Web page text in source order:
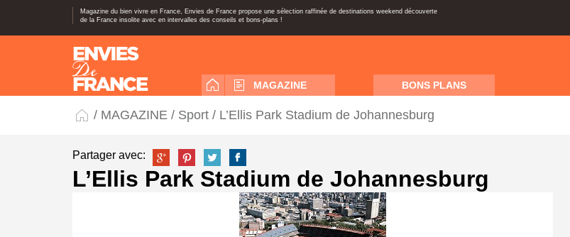
Magazine du bien vivre en France, Envies de France propose une sélection raffinée de destinations weekend découverte
de la France insolite avec en intervalles des conseils et bons-plans !
MAGAZINE BONS PLANS
/ MAGAZINE / Sport / L’Ellis Park Stadium de Johannesburg
Partager avec:
L’Ellis Park Stadium de Johannesburg